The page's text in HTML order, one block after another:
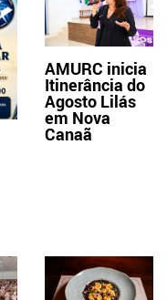
AMURC inicia
Itinerância do
Agosto Lilás
em Nova
Canaã